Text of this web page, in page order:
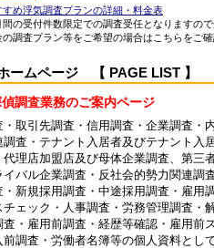
め浮気調査プランの詳細・料金表
の受付件数限定での調査受任となりますの
調査プラン等をご希望の場合はこちらをご
ームページ 【 PAGE LIST 】
調査業務のご案内ページ
・取引先調査・信用調査・企業調査
査・テナント入居者及びテナント入
理店加盟店及び母体企業調査、第三
バル企業調査・反社会的勢力関連調
・新規採用調査・中途採用調査・雇
ェック・人事調査・労務管理調査・
・雇用前調査・経歴等確認・雇用前
調査・労働者名簿等の個人資料とし